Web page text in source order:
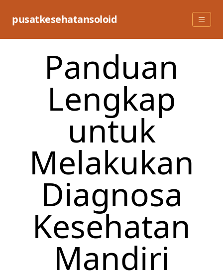
pusatkesehatansoloid
Panduan
Lengkap
untuk
Melakukan
Diagnosa
Kesehatan
Mandiri